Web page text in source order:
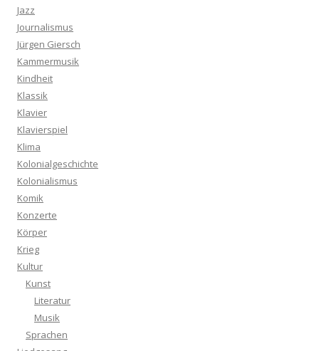
Jazz
Journalismus
Jürgen Giersch
Kammermusik
Kindheit
Klassik
Klavier
Klavierspiel
Klima
Kolonialgeschichte
Kolonialismus
Komik
Konzerte
Körper
Krieg
Kultur
Kunst
Literatur
Musik
Sprachen